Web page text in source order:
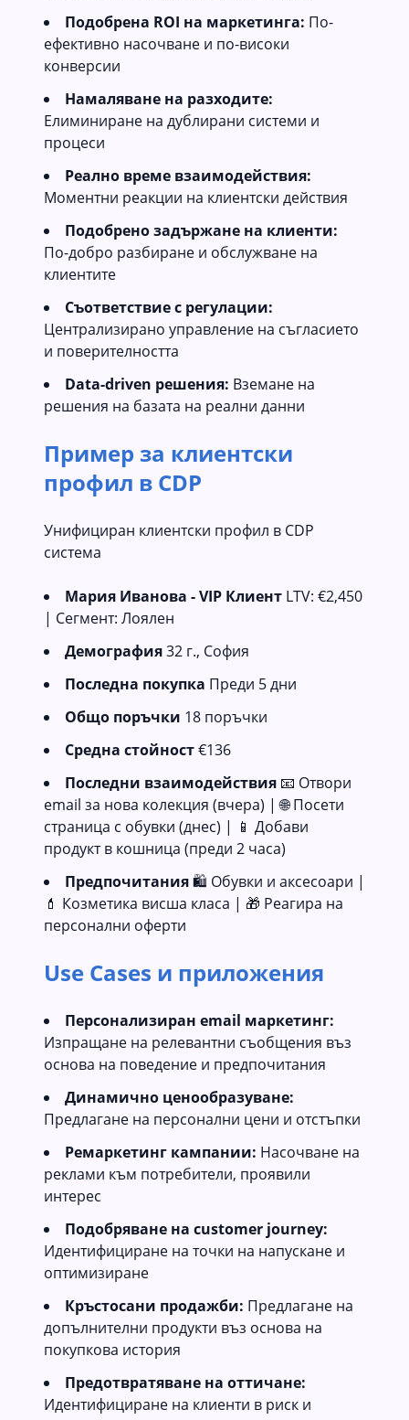
Подобрена ROI на маркетинга: По-
ефективно насочване и по-високи
конверсии
Намаляване на разходите:
Елиминиране на дублирани системи и
процеси
Реално време взаимодействия:
Моментни реакции на клиентски действия
Подобрено задържане на клиенти:
По-добро разбиране и обслужване на
клиентите
Съответствие с регулации:
Централизирано управление на съгласието
и поверителността
Data-driven решения: Вземане на
решения на базата на реални данни
Пример за клиентски
профил в CDP
Унифициран клиентски профил в CDP
система
Мария Иванова - VIP Клиент LTV: €2,450
| Сегмент: Лоялен
Демография32 г., София
Последна покупка Преди 5 дни
Общо поръчки 18 поръчки
Средна стойност€136
Последни взаимодействия 📧 Отвори
email за нова колекция (вчера) | 🌐 Посети
страница с обувки (днес) | 📱 Добави
продукт в кошница (преди 2 часа)
Предпочитания🛍️ Обувки и аксесоари |
💄 Козметика висша класа | 🎁 Реагира на
персонални оферти
Use Cases и приложения
Персонализиран email маркетинг:
Изпращане на релевантни съобщения въз
основа на поведение и предпочитания
Динамично ценообразуване:
Предлагане на персонални цени и отстъпки
Ремаркетинг кампании: Насочване на
реклами към потребители, проявили
интерес
Подобряване на customer journey:
Идентифициране на точки на напускане и
оптимизиране
Кръстосани продажби: Предлагане на
допълнителни продукти въз основа на
покупкова история
Предотвратяване на оттичане:
Идентифициране на клиенти в риск и